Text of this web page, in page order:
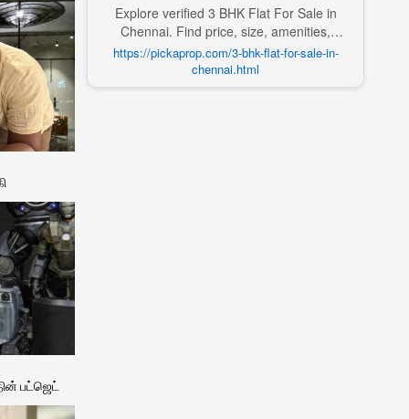
பட்ஜெட்
Explore verified 3 BHK Flat For Sale in
Chennai. Find price, size, amenities,
photos, nearby landmarks, and details
from trusted builders, agents, and owners
on Pick A Prop;
https://pickaprop.com/3-bhk-flat-for-sale-in-
chennai.html